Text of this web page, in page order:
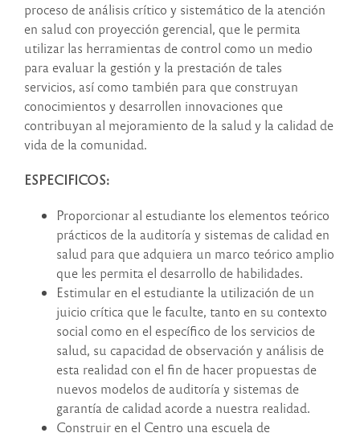
proceso de análisis crítico y sistemático de la atención
en salud con proyección gerencial, que le permita
utilizar las herramientas de control como un medio
para evaluar la gestión y la prestación de tales
servicios, así como también para que construyan
conocimientos y desarrollen innovaciones que
contribuyan al mejoramiento de la salud y la calidad de
vida de la comunidad.
ESPECIFICOS:
Proporcionar al estudiante los elementos teórico
prácticos de la auditoría y sistemas de calidad en
salud para que adquiera un marco teórico amplio
que les permita el desarrollo de habilidades.
Estimular en el estudiante la utilización de un
juicio crítica que le faculte, tanto en su contexto
social como en el específico de los servicios de
salud, su capacidad de observación y análisis de
esta realidad con el fin de hacer propuestas de
nuevos modelos de auditoría y sistemas de
garantía de calidad acorde a nuestra realidad.
Construir en el Centro una escuela de